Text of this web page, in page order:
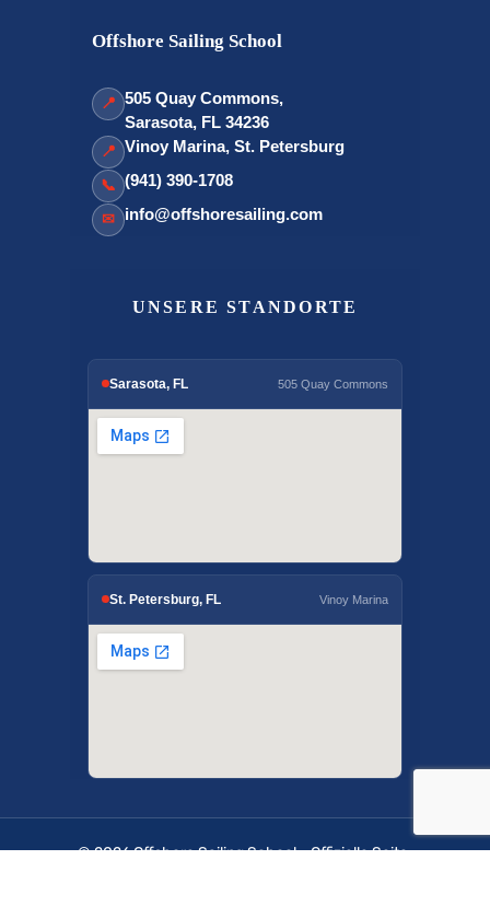
Offshore Sailing School
📍 505 Quay Commons,
Sarasota, FL 34236
📍 Vinoy Marina, St. Petersburg
📞 (941) 390-1708
✉ info@offshoresailing.com
UNSERE STANDORTE
Sarasota, FL 505 Quay Commons
St. Petersburg, FL Vinoy Marina
© 2026 Offshore Sailing School - Offizielle Seite.